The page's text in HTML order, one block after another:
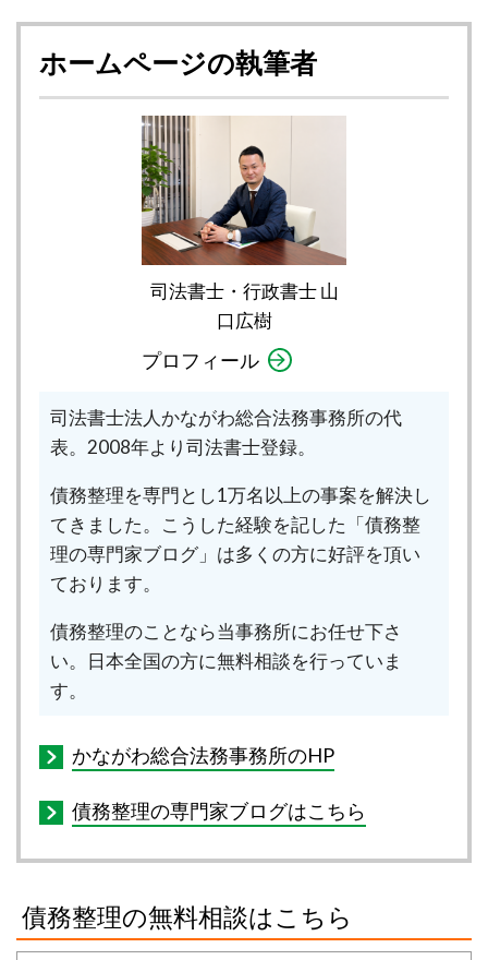
ホームページの執筆者
司法書士・行政書士 山
口広樹
プロフィール
司法書士法人かながわ総合法務事務所の代
表。2008年より司法書士登録。
債務整理を専門とし1万名以上の事案を解決し
てきました。こうした経験を記した「債務整
理の専門家ブログ」は多くの方に好評を頂い
ております。
債務整理のことなら当事務所にお任せ下さ
い。日本全国の方に無料相談を行っていま
す。
かながわ総合法務事務所のHP
債務整理の専門家ブログはこちら
債務整理の無料相談はこちら